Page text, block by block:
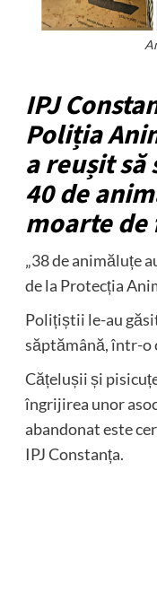
IPJ
Poliția
a reușit să
40 de
moarte de
„38 de animăluțe
de la Protecția
Polițiștii le-au
săptămână, într-o
Cățelușii și
îngrijirea unor
abandonat este
IPJ Constanța.